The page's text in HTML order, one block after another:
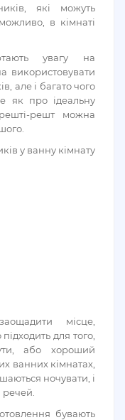
які можуть
в кімнаті
увагу на
використовувати
але і багато чого
як про ідеальну
решт можна
місце,
для того,
або хороший
ванних кімнатах,
ночувати, і
речей.
бувають